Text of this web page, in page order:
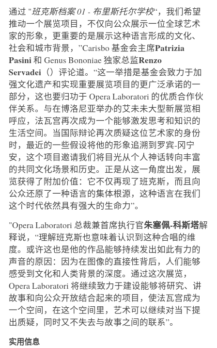
通过 "班克斯档案 01 - 布里斯托尔学校“，我们希望
推动一个展览项目，不仅向公众展示一位全球艺术
家的形象，更重要的是展示这种语言形成的文化、
社会和城市背景，”Carisbo 基金会主席Patrizia
Pasini和 Genus Bononiae 独家总监Renzo
Servadei（）评论道。“这一举措是基金会致力于加
强文化遗产和实现重要展览项目的更广泛承诺的一
部分，这也要归功于 Opera Laboratori 的优质合作伙
伴关系。与在博洛尼亚举办的艾未未大型新展览相
呼应，法瓦宫再次成为一个能够激发思考和知识的
生活空间。当国际辩论再次质疑这位艺术家的身份
时，最近的一些假设将他的形象追溯到罗宾-冈宁
安，这个项目邀请我们将目光从个人神话转向丰富
的共同文化场景和历史。正是从这一角度出发，展
览获得了附加价值：它不仅再现了班克斯，而且向
公众还原了一种语言的集体根源，这种语言在我们
这个时代依然具有强大的生命力”。
"Opera Laboratori 总裁兼首席执行官朱塞佩-科斯塔解
释说，“理解班克斯也意味着认识到这种合唱的维
度。或许这也是他的作品能够持续发出如此有力的
声音的原因：因为在图像的直接性背后，人们能够
感受到文化和人类背景的深度。通过这次展览，
Opera Laboratori 将继续致力于建设能够将研究、讲
故事和向公众开放结合起来的项目，使法瓦宫成为
一个空间，在这个空间里，艺术可以继续对当下提
出质疑，同时又不失去与故事之间的联系”。
实用信息